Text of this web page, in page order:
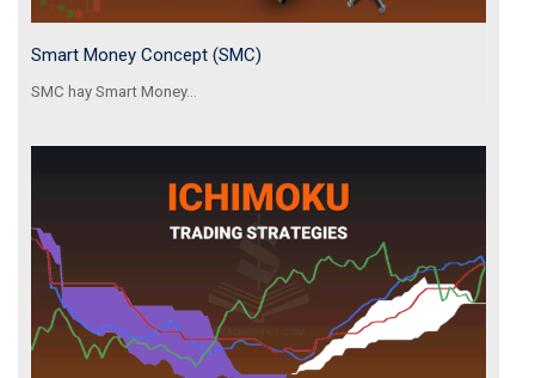
Smart Money Concept (SMC)
SMC hay Smart Money...